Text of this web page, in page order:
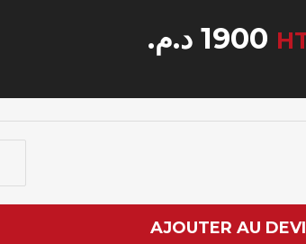
1900 د.م.
AJOUTER AU